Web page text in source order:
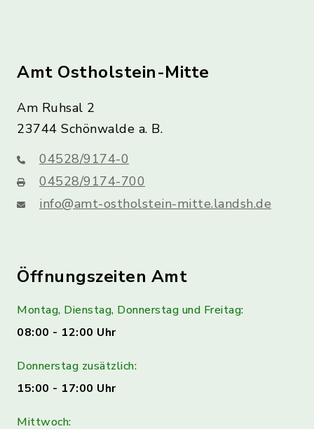
Amt Ostholstein-Mitte
Am Ruhsal 2
23744 Schönwalde a. B.
04528/9174-0
04528/9174-700
info@amt-ostholstein-mitte.landsh.de
Öffnungszeiten Amt
Montag, Dienstag, Donnerstag und Freitag:
08:00 - 12:00 Uhr
Donnerstag zusätzlich:
15:00 - 17:00 Uhr
Mittwoch: